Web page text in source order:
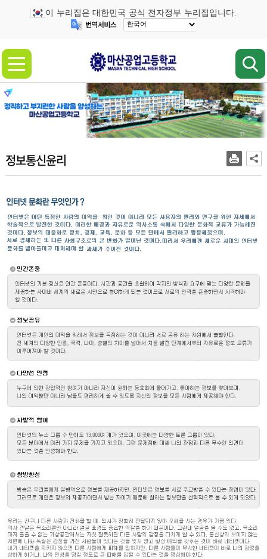
이 누리집은 대한민국 공식 전자정부 누리집입니다.
정보통신윤리